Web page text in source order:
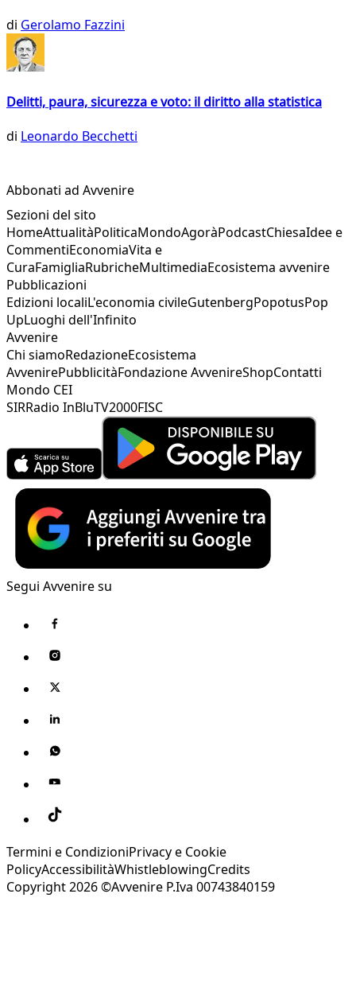
di Gerolamo Fazzini
Delitti, paura, sicurezza e voto: il diritto alla statistica
di Leonardo Becchetti
Abbonati ad Avvenire
Sezioni del sito
HomeAttualitàPoliticaMondoAgoràPodcastChiesaIdee e
CommentiEconomiaVita e
CuraFamigliaRubricheMultimediaEcosistema avvenire
Pubblicazioni
Edizioni localiL'economia civileGutenbergPopotusPop
UpLuoghi dell'Infinito
Avvenire
Chi siamoRedazioneEcosistema
AvvenirePubblicitàFondazione AvvenireShopContatti
Mondo CEI
SIRRadio InBluTV2000FISC
Segui Avvenire su
Termini e CondizioniPrivacy e Cookie
PolicyAccessibilitàWhistleblowingCredits
Copyright 2026 ©Avvenire P.Iva 00743840159